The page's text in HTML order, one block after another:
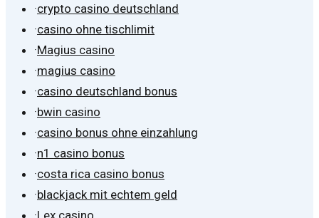
·crypto casino deutschland
·casino ohne tischlimit
·Magius casino
·magius casino
·casino deutschland bonus
·bwin casino
·casino bonus ohne einzahlung
·n1 casino bonus
·costa rica casino bonus
·blackjack mit echtem geld
·Lex casino